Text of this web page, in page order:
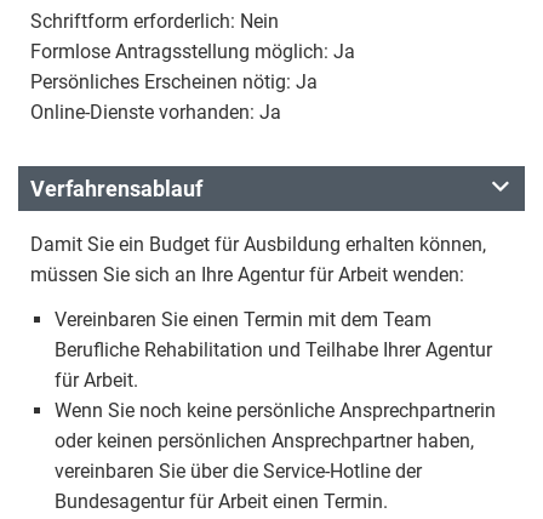
Schriftform erforderlich: Nein
Formlose Antragsstellung möglich: Ja
Persönliches Erscheinen nötig: Ja
Online-Dienste vorhanden: Ja
Verfahrensablauf
Damit Sie ein Budget für Ausbildung erhalten können,
müssen Sie sich an Ihre Agentur für Arbeit wenden:
Vereinbaren Sie einen Termin mit dem Team
Berufliche Rehabilitation und Teilhabe Ihrer Agentur
für Arbeit.
Wenn Sie noch keine persönliche Ansprechpartnerin
oder keinen persönlichen Ansprechpartner haben,
vereinbaren Sie über die Service-Hotline der
Bundesagentur für Arbeit einen Termin.